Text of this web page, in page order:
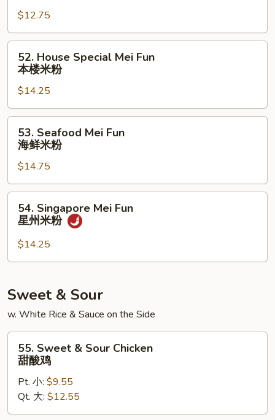
Fun
菜
米
$12.75
House
Special
Mei
Fun
本
52. House Special Mei Fun
本楼米粉
$14.25
Seafood
Mei
Fun
海
鲜
53. Seafood Mei Fun
海鲜米粉
$14.75
Singapore
Mei
Fun
星
米
粉
54. Singapore Mei Fun
星州米粉
$14.25
Sweet & Sour
w. White Rice & Sauce on the Side
Sweet
Sour
Chicken
甜
55. Sweet & Sour Chicken
甜酸鸡
Pt. 小: $9.55
Qt. 大: $12.55